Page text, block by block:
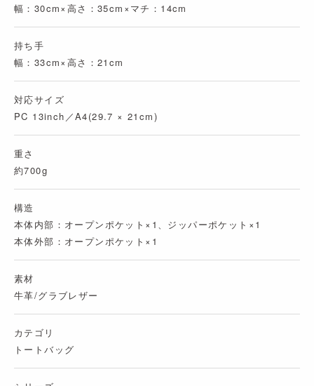
幅：30cm×高さ：35cm×マチ：14cm
持ち手
幅：33cm×高さ：21cm
対応サイズ
PC 13inch／A4(29.7 × 21cm)
重さ
約700g
構造
本体内部：オープンポケット×1、ジッパーポケット×1
本体外部：オープンポケット×1
素材
牛革/グラブレザー
カテゴリ
トートバッグ